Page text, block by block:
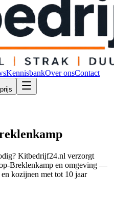
KennisbankOver onsContact
Kitbedrijf24.nl verzorgt
Breklenkamp en omgeving —
kozijnen met tot 10 jaar